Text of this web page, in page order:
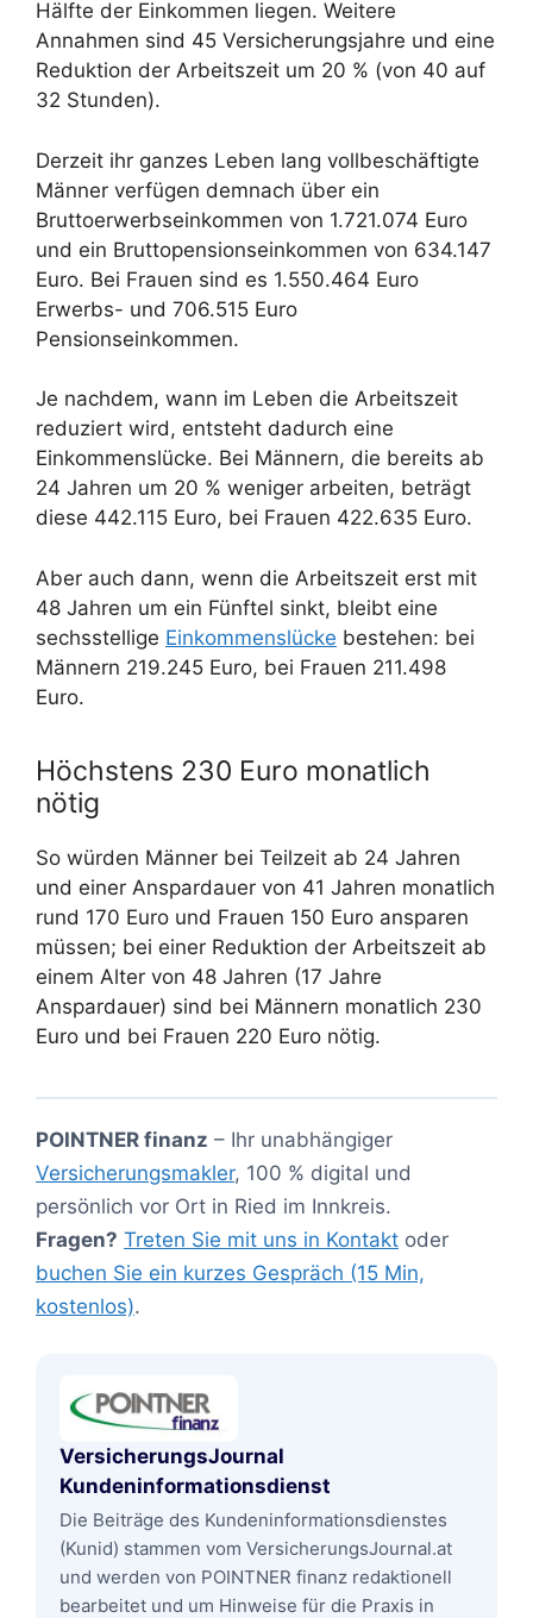
Hälfte der Einkommen liegen. Weitere
Annahmen sind 45 Versicherungsjahre und eine
Reduktion der Arbeitszeit um 20 % (von 40 auf
32 Stunden).
Derzeit ihr ganzes Leben lang vollbeschäftigte
Männer verfügen demnach über ein
Bruttoerwerbseinkommen von 1.721.074 Euro
und ein Bruttopensionseinkommen von 634.147
Euro. Bei Frauen sind es 1.550.464 Euro
Erwerbs- und 706.515 Euro
Pensionseinkommen.
Je nachdem, wann im Leben die Arbeitszeit
reduziert wird, entsteht dadurch eine
Einkommenslücke. Bei Männern, die bereits ab
24 Jahren um 20 % weniger arbeiten, beträgt
diese 442.115 Euro, bei Frauen 422.635 Euro.
Aber auch dann, wenn die Arbeitszeit erst mit
48 Jahren um ein Fünftel sinkt, bleibt eine
sechsstellige Einkommenslücke bestehen: bei
Männern 219.245 Euro, bei Frauen 211.498
Euro.
Höchstens 230 Euro monatlich
nötig
So würden Männer bei Teilzeit ab 24 Jahren
und einer Anspardauer von 41 Jahren monatlich
rund 170 Euro und Frauen 150 Euro ansparen
müssen; bei einer Reduktion der Arbeitszeit ab
einem Alter von 48 Jahren (17 Jahre
Anspardauer) sind bei Männern monatlich 230
Euro und bei Frauen 220 Euro nötig.
POINTNER finanz – Ihr unabhängiger
Versicherungsmakler, 100 % digital und
persönlich vor Ort in Ried im Innkreis.
Fragen? Treten Sie mit uns in Kontakt oder
buchen Sie ein kurzes Gespräch (15 Min,
kostenlos).
VersicherungsJournal
Kundeninformationsdienst
Die Beiträge des Kundeninformationsdienstes
(Kunid) stammen vom VersicherungsJournal.at
und werden von POINTNER finanz redaktionell
bearbeitet und um Hinweise für die Praxis in